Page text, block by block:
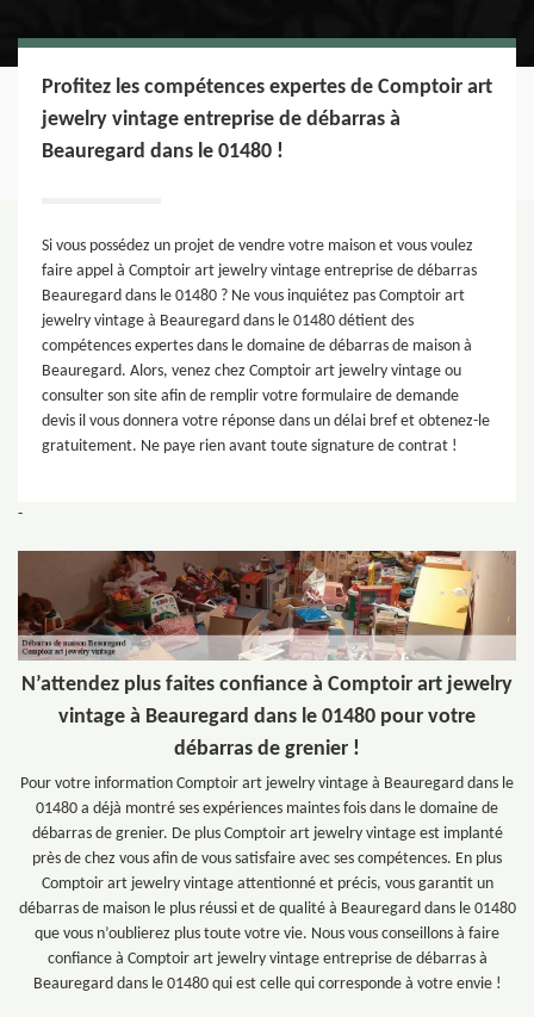
Profitez les compétences expertes de Comptoir art
jewelry vintage entreprise de débarras à
Beauregard dans le 01480 !
Si vous possédez un projet de vendre votre maison et vous voulez
faire appel à Comptoir art jewelry vintage entreprise de débarras
Beauregard dans le 01480 ? Ne vous inquiétez pas Comptoir art
jewelry vintage à Beauregard dans le 01480 détient des
compétences expertes dans le domaine de débarras de maison à
Beauregard. Alors, venez chez Comptoir art jewelry vintage ou
consulter son site afin de remplir votre formulaire de demande
devis il vous donnera votre réponse dans un délai bref et obtenez-le
gratuitement. Ne paye rien avant toute signature de contrat !
-
N’attendez plus faites confiance à Comptoir art jewelry
vintage à Beauregard dans le 01480 pour votre
débarras de grenier !
Pour votre information Comptoir art jewelry vintage à Beauregard dans le
01480 a déjà montré ses expériences maintes fois dans le domaine de
débarras de grenier. De plus Comptoir art jewelry vintage est implanté
près de chez vous afin de vous satisfaire avec ses compétences. En plus
Comptoir art jewelry vintage attentionné et précis, vous garantit un
débarras de maison le plus réussi et de qualité à Beauregard dans le 01480
que vous n’oublierez plus toute votre vie. Nous vous conseillons à faire
confiance à Comptoir art jewelry vintage entreprise de débarras à
Beauregard dans le 01480 qui est celle qui corresponde à votre envie !